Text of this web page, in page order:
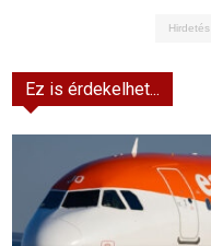
Hirdetés
Ez is érdekelhet...